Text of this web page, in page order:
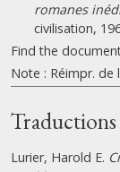
romanes
civilisation,
Find the
Note : Réimpr. de
Traductions
Lurier, Harold E.